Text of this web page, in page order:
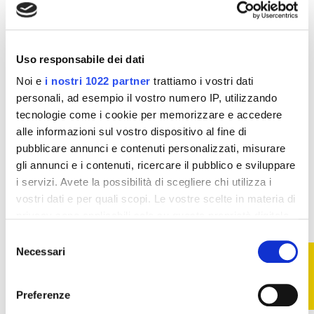
Uso responsabile dei dati
Noi e i nostri 1022 partner trattiamo i vostri dati
personali, ad esempio il vostro numero IP, utilizzando
tecnologie come i cookie per memorizzare e accedere
alle informazioni sul vostro dispositivo al fine di
pubblicare annunci e contenuti personalizzati, misurare
gli annunci e i contenuti, ricercare il pubblico e sviluppare
i servizi. Avete la possibilità di scegliere chi utilizza i
vostri dati e per quali scopi. Le vostre scelte in materia di
modificare o revocare il proprio consenso in qualsiasi
momento dalla Dichiarazione sui cookie o facendo clic
delNecessari
Preferenze
30,40 €
carrello
30,40 € 38,00 €
Dieta e Alimentazione Bevande dietetiche
Crema di verdure 4
FILTRO